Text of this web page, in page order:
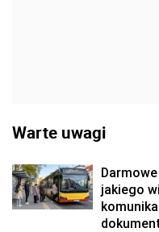
Warte uwagi
jakiego